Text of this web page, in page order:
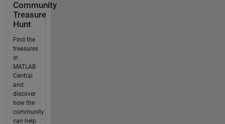
Community
Treasure
Hunt
Find the
treasures
in
MATLAB
Central
and
discover
how the
community
can help